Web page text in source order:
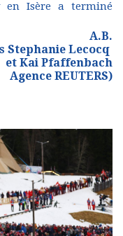
en Isère a terminé
A.B.
Stephanie Lecocq
et Kai Pfaffenbach
Agence REUTERS)